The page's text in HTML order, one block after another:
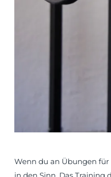
Wenn du an Übungen
in den Sinn. Das Training